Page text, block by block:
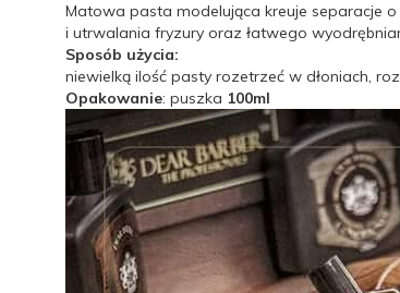
Matowa pasta modelująca kreuje separacje
i utrwalania fryzury oraz łatwego
Sposób użycia:
niewielką ilość pasty rozetrzeć w dłoniach,
Opakowanie: puszka 100ml